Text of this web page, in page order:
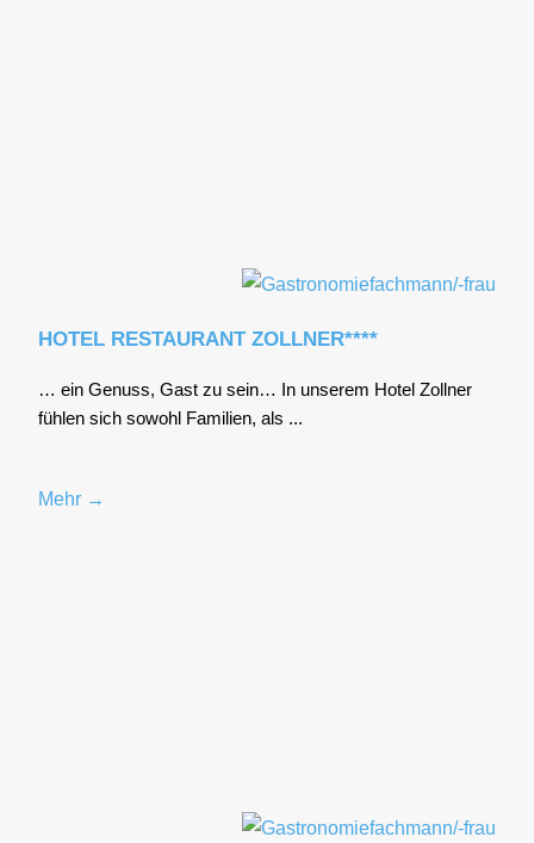
HOTEL RESTAURANT ZOLLNER****
… ein Genuss, Gast zu sein… In unse­rem Hotel Zoll­ner
füh­len sich sowohl Fami­li­en, als ...
Mehr →